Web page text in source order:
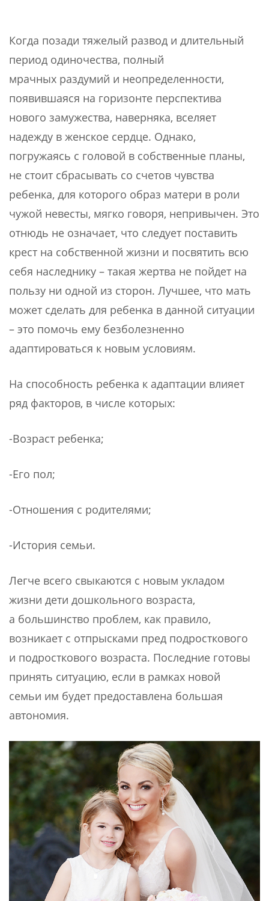
Когда позади тяжелый развод и длительный
период одиночества, полный
мрачных раздумий и неопределенности,
появившаяся на горизонте перспектива
нового замужества, наверняка, вселяет
надежду в женское сердце. Однако,
погружаясь с головой в собственные планы,
не стоит сбрасывать со счетов чувства
ребенка, для которого образ матери в роли
чужой невесты, мягко говоря, непривычен. Это
отнюдь не означает, что следует поставить
крест на собственной жизни и посвятить всю
себя наследнику – такая жертва не пойдет на
пользу ни одной из сторон. Лучшее, что мать
может сделать для ребенка в данной ситуации
– это помочь ему безболезненно
адаптироваться к новым условиям.
На способность ребенка к адаптации влияет
ряд факторов, в числе которых:
-Возраст ребенка;
-Его пол;
-Отношения с родителями;
-История семьи.
Легче всего свыкаются с новым укладом
жизни дети дошкольного возраста,
а большинство проблем, как правило,
возникает с отпрысками пред подросткового
и подросткового возраста. Последние готовы
принять ситуацию, если в рамках новой
семьи им будет предоставлена большая
автономия.